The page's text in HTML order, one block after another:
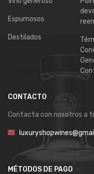
Espumosos
Destilados
CONTACTO
Contacta con nosotros a
MÉTODOS DE PAGO